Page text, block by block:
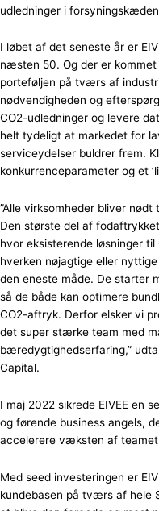
udledninger i
I løbet af det seneste år er
næsten 50. Og der er
porteføljen på tværs af
nødvendigheden og
CO2-udledninger og levere
helt tydeligt at markedet for
serviceydelser buldrer frem.
konkurrenceparameter og et
”Alle virksomheder bliver
Den største del af
hvor eksisterende løsninger
hverken nøjagtige eller
den eneste måde. De starter
så de både kan optimere
CO2-aftryk. Derfor elsker vi
det super stærke team med
bæredygtighedserfaring,”
Capital.
I maj 2022 sikrede EIVEE en
og førende business angels,
accelerere væksten af teamet
Med seed investeringen er
kundebasen på tværs af hele